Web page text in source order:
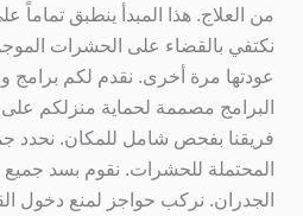
من العلاج. هذا المبدأ ينطبق تماماً
نكتفي بالقضاء على الحشرات
عودتها مرة أخرى. نقدم لكم برامج
البرامج مصممة لحماية منزلكم
فريقنا بفحص شامل للمكان. نحدد
المحتملة للحشرات. نقوم بسد
الجدران. نركب حواجز لمنع دخول